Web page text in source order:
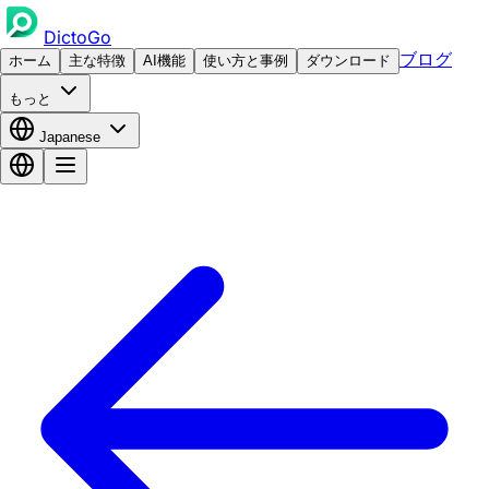
DictoGo
ホーム 主な特徴 AI機能 使い方と事例 ダウンロード ブログ
もっと
Japanese